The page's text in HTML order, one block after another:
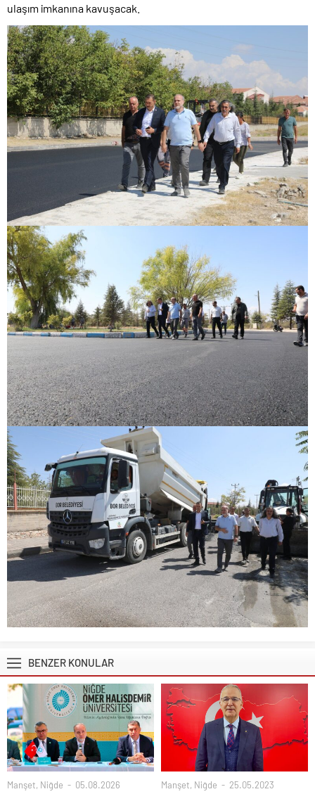
ulaşım imkanına kavuşacak.
BENZER KONULAR
Manşet, Niğde 05.08.2026 Manşet, Niğde 25.05.2023